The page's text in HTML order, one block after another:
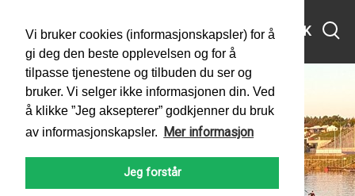
Vi bruker cookies (informasjonskapsler) for å
gi deg den beste opplevelsen og for å
tilpasse tjenestene og tilbuden du ser og
bruker. Vi selger ikke informasjonen din. Ved
å klikke ”Jeg aksepterer” godkjenner du bruk
av informasjonskapsler.
Mer informasjon
Jeg forstår
MENY SØK